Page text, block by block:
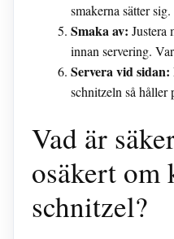
smakerna sätter
Smaka av: Justera
innan servering.
Servera vid sidan:
schnitzeln så håller
Vad är
osäkert
schnitzel?